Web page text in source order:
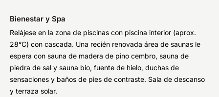
Bienestar y Spa
Relájese en la zona de piscinas con piscina interior (aprox.
28°C) con cascada. Una recién renovada área de saunas le
espera con sauna de madera de pino cembro, sauna de
piedra de sal y sauna bio, fuente de hielo, duchas de
sensaciones y baños de pies de contraste. Sala de descanso
y terraza solar.